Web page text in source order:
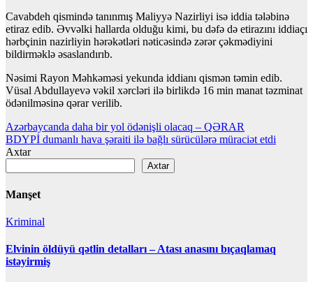
Cavabdeh qismində tanınmış Maliyyə Nazirliyi isə iddia tələbinə
etiraz edib. Əvvəlki hallarda olduğu kimi, bu dəfə də etirazını iddiaçı
hərbçinin nazirliyin hərəkətləri nəticəsində zərər çəkmədiyini
bildirməklə əsaslandırıb.
Nəsimi Rayon Məhkəməsi yekunda iddianı qismən təmin edib.
Vüsal Abdullayevə vəkil xərcləri ilə birlikdə 16 min manat təzminat
ödənilməsinə qərar verilib.
Yazı
naviqasiyası
Azərbaycanda daha bir yol ödənişli olacaq – QƏRAR
BDYPİ dumanlı hava şəraiti ilə bağlı sürücülərə müraciət etdi
Axtar
Axtar
Manşet
Kriminal
Elvinin öldüyü qətlin detalları – Atası anasını bıçaqlamaq
istəyirmiş